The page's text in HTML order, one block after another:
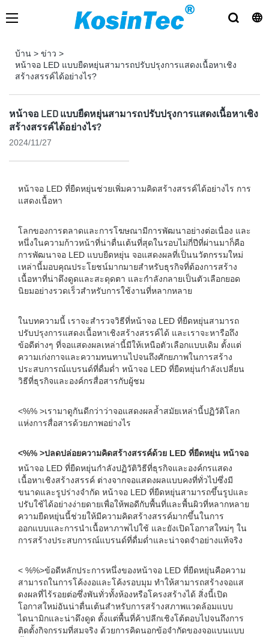
บ้าน > ข่าว >
หน้าจอ LED แบบยืดหยุ่นสามารถปรับปรุงการแสดงเนื้อหาเชิง
สร้างสรรค์ได้อย่างไร?
หน้าจอ LED แบบยืดหยุ่นสามารถปรับปรุงการแสดงเนื้อหาเชิง
สร้างสรรค์ได้อย่างไร?
2024/11/27
หน้าจอ LED ที่ยืดหยุ่นช่วยเพิ่มความคิดสร้างสรรค์ได้อย่างไร การ
แสดงเนื้อหา
โลกของการตลาดและการโฆษณามีการพัฒนาอย่างต่อเนื่อง และ
หนึ่งในความก้าวหน้าที่น่าตื่นเต้นที่สุดในรอบไม่กี่ปีที่ผ่านมาก็คือ
การพัฒนาจอ LED แบบยืดหยุ่น จอแสดงผลที่เป็นนวัตกรรมใหม่
เหล่านี้มอบคุณประโยชน์มากมายสำหรับธุรกิจที่ต้องการสร้าง
เนื้อหาที่น่าดึงดูดและสะดุดตา และกำลังกลายเป็นตัวเลือกยอด
นิยมอย่างรวดเร็วสำหรับการใช้งานที่หลากหลาย
ในบทความนี้ เราจะสำรวจวิธีที่หน้าจอ LED ที่ยืดหยุ่นสามารถ
ปรับปรุงการแสดงเนื้อหาเชิงสร้างสรรค์ได้ และเราจะหารือถึง
ข้อดีต่างๆ ที่จอแสดงผลเหล่านี้มีให้เหนือตัวเลือกแบบเดิม ตั้งแต่
ความเก่งกาจและความทนทานไปจนถึงศักยภาพในการสร้าง
ประสบการณ์แบรนด์ที่ดื่มด่ำ หน้าจอ LED ที่ยืดหยุ่นกำลังเปลี่ยน
วิธีที่ธุรกิจและองค์กรสื่อสารกับผู้ชม
<%% >เรามาดูกันดีกว่าว่าจอแสดงผลล้ำสมัยเหล่านี้ปฏิวัติโลก
แห่งการสื่อสารด้วยภาพอย่างไร
<%% >ปลดปล่อยความคิดสร้างสรรค์ด้วย LED ที่ยืดหยุ่น หน้าจอ
หน้าจอ LED ที่ยืดหยุ่นกำลังปฏิวัติวิธีที่ธุรกิจและองค์กรแสดง
เนื้อหาเชิงสร้างสรรค์ ต่างจากจอแสดงผลแบบคงที่ทั่วไปซึ่งมี
ขนาดและรูปร่างจำกัด หน้าจอ LED ที่ยืดหยุ่นสามารถขึ้นรูปและ
ปรับใช้ได้อย่างง่ายดายเพื่อให้พอดีกับพื้นที่และพื้นผิวที่หลากหลาย
ความยืดหยุ่นนี้ช่วยให้มีความคิดสร้างสรรค์มากขึ้นในการ
ออกแบบและการนำเนื้อหาภาพไปใช้ และยังเปิดโอกาสใหม่ๆ ใน
การสร้างประสบการณ์แบรนด์ที่ดื่มด่ำและน่าจดจำอย่างแท้จริง
< %%>ข้อดีหลักประการหนึ่งของหน้าจอ LED ที่ยืดหยุ่นคือความ
สามารถในการโค้งงอและโค้งรอบมุม ทำให้สามารถสร้างจอแส
ดงผลที่ไร้รอยต่อซึ่งพันทั่วทั้งห้องหรือโครงสร้างได้ สิ่งนี้เปิด
โอกาสใหม่อันน่าตื่นเต้นสำหรับการสร้างสภาพแวดล้อมแบบ
ไดนามิกและน่าดึงดูด ตั้งแต่พื้นที่ค้าปลีกเชิงโต้ตอบไปจนถึงการ
ติดตั้งกิจกรรมที่สมจริง ด้วยการคิดนอกข้อจำกัดของจอแบนแบบ